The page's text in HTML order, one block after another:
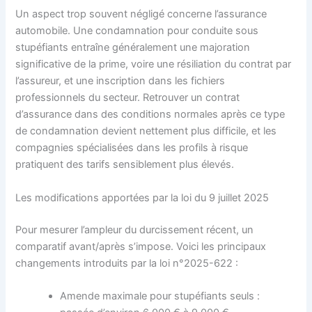
Un aspect trop souvent négligé concerne l’assurance
automobile. Une condamnation pour conduite sous
stupéfiants entraîne généralement une majoration
significative de la prime, voire une résiliation du contrat par
l’assureur, et une inscription dans les fichiers
professionnels du secteur. Retrouver un contrat
d’assurance dans des conditions normales après ce type
de condamnation devient nettement plus difficile, et les
compagnies spécialisées dans les profils à risque
pratiquent des tarifs sensiblement plus élevés.
Les modifications apportées par la loi du 9 juillet 2025
Pour mesurer l’ampleur du durcissement récent, un
comparatif avant/après s’impose. Voici les principaux
changements introduits par la loi n°2025-622 :
Amende maximale pour stupéfiants seuls :